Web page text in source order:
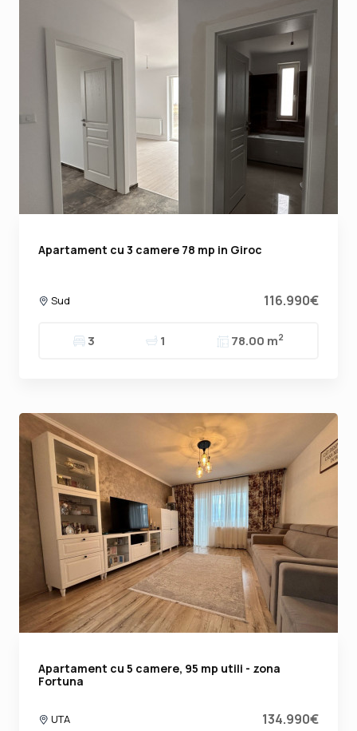
Apartament cu 3 camere 78 mp in Giroc
Sud 116.990€
3 1 78.00 m2
Apartament cu 5 camere, 95 mp utili - zona
Fortuna
UTA 134.990€